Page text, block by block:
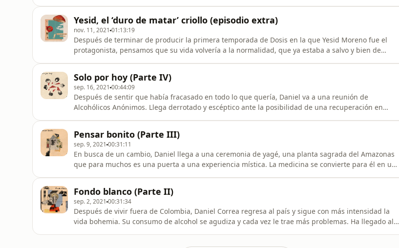
joven colombiano a qu
Yesid, el ‘duro de matar’ criollo (episodio extra)
nov. 11, 2021 01:13:19
Después de terminar de producir la primera temporada de Dosis en la que Yesid Moreno fue el
protagonista, pensamos que su vida volvería a la normalidad, que ya estaba a salvo y bien de
secuela de su historia, habla
Solo por hoy (Parte IV)
sep. 16, 2021 00:44:09
Después de sentir que había fracasado en todo lo que quería, Daniel va a una reunión de
Alcohólicos Anónimos. Llega derrotado y escéptico ante la posibilidad de una recuperación en
nuestra comunidad de Cómplices
Pensar bonito (Parte III)
sep. 9, 2021 00:31:11
En busca de un cambio, Daniel llega a una ceremonia de yagé, una planta sagrada del Amazonas
que para muchos es una puerta a una experiencia mística. La medicina se convierte para él en un
y quieren ayudarn
Fondo blanco (Parte II)
sep. 2, 2021 00:31:34
Después de vivir fuera de Colombia, Daniel Correa regresa al país y sigue con más intensidad la
vida bohemia. Su consumo de alcohol se agudiza y cada vez le trae más problemas. Ha llegado al